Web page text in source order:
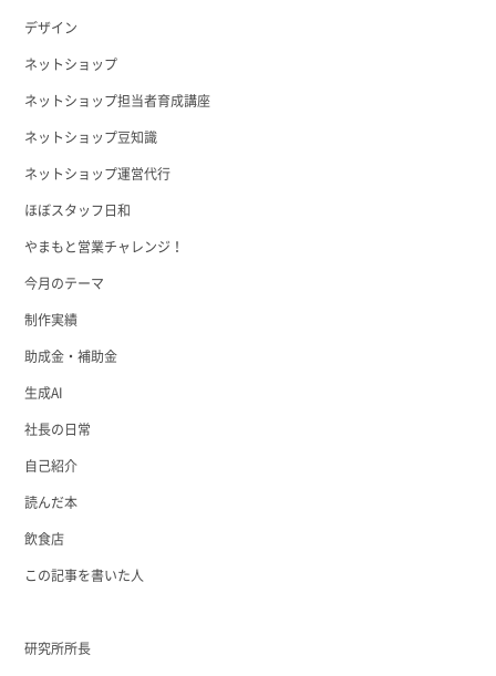
デザイン
ネットショップ
ネットショップ担当者育成講座
ネットショップ豆知識
ネットショップ運営代行
ほぼスタッフ日和
やまもと営業チャレンジ！
今月のテーマ
制作実績
助成金・補助金
生成AI
社長の日常
自己紹介
読んだ本
飲食店
この記事を書いた人
研究所所長